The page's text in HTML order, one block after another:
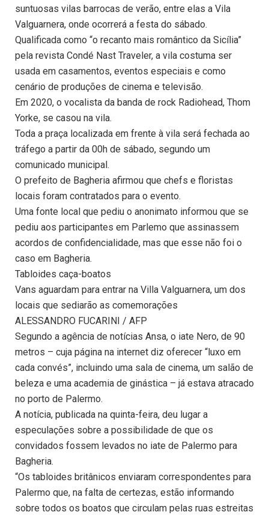
suntuosas vilas barrocas de verão, entre elas a Vila
Valguarnera, onde ocorrerá a festa do sábado.
Qualificada como “o recanto mais romântico da Sicília”
pela revista Condé Nast Traveler, a vila costuma ser
usada em casamentos, eventos especiais e como
cenário de produções de cinema e televisão.
Em 2020, o vocalista da banda de rock Radiohead, Thom
Yorke, se casou na vila.
Toda a praça localizada em frente à vila será fechada ao
tráfego a partir da 00h de sábado, segundo um
comunicado municipal.
O prefeito de Bagheria afirmou que chefs e floristas
locais foram contratados para o evento.
Uma fonte local que pediu o anonimato informou que se
pediu aos participantes em Parlemo que assinassem
acordos de confidencialidade, mas que esse não foi o
caso em Bagheria.
Tabloides caça-boatos
Vans aguardam para entrar na Villa Valguarnera, um dos
locais que sediarão as comemorações
ALESSANDRO FUCARINI / AFP
Segundo a agência de notícias Ansa, o iate Nero, de 90
metros – cuja página na internet diz oferecer “luxo em
cada convés”, incluindo uma sala de cinema, um salão de
beleza e uma academia de ginástica – já estava atracado
no porto de Palermo.
A notícia, publicada na quinta-feira, deu lugar a
especulações sobre a possibilidade de que os
convidados fossem levados no iate de Palermo para
Bagheria.
“Os tabloides britânicos enviaram correspondentes para
Palermo que, na falta de certezas, estão informando
sobre todos os boatos que circulam pelas ruas estreitas